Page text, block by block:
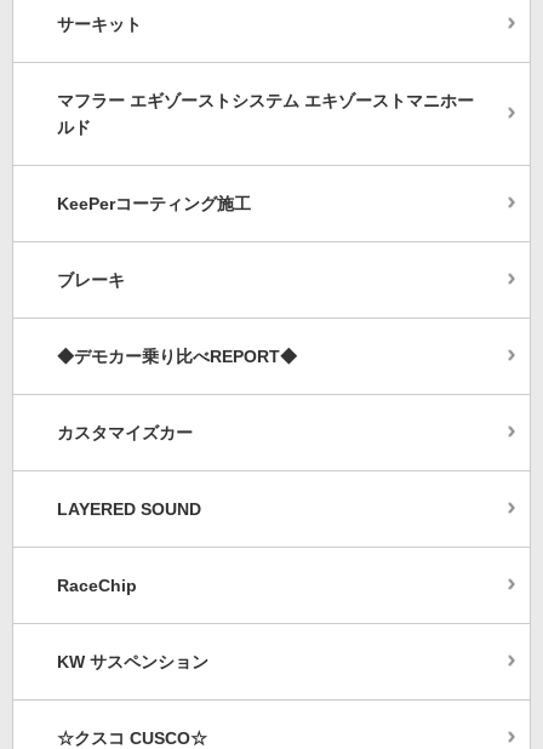
サーキット
マフラー エギゾーストシステム エキゾーストマニホー
ルド
KeePerコーティング施工
ブレーキ
◆デモカー乗り比べREPORT◆
カスタマイズカー
LAYERED SOUND
RaceChip
KW サスペンション
☆クスコ CUSCO☆